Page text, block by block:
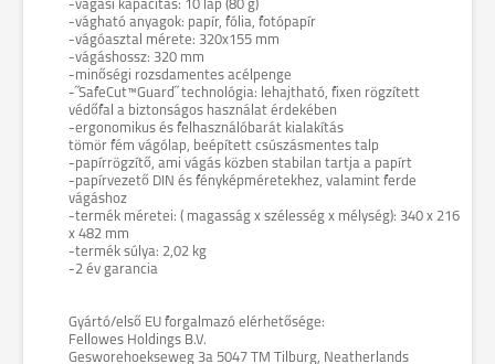
-vágási kapacitás: 10 lap (80 g)
-vágható anyagok: papír, fólia, fotópapír
-vágóasztal mérete: 320x155 mm
-vágáshossz: 320 mm
-minőségi rozsdamentes acélpenge
-˝SafeCut™Guard˝ technológia: lehajtható, fixen rögzített
védőfal a biztonságos használat érdekében
-ergonomikus és felhasználóbarát kialakítás
tömör fém vágólap, beépített csúszásmentes talp
-papírrögzítő, ami vágás közben stabilan tartja a papírt
-papírvezető DIN és fényképméretekhez, valamint ferde
vágáshoz
-termék méretei: ( magasság x szélesség x mélység): 340 x 216
x 482 mm
-termék súlya: 2,02 kg
-2 év garancia
Gyártó/első EU forgalmazó elérhetősége:
Fellowes Holdings B.V.
Gesworehoekseweg 3a 5047 TM Tilburg, Neatherlands